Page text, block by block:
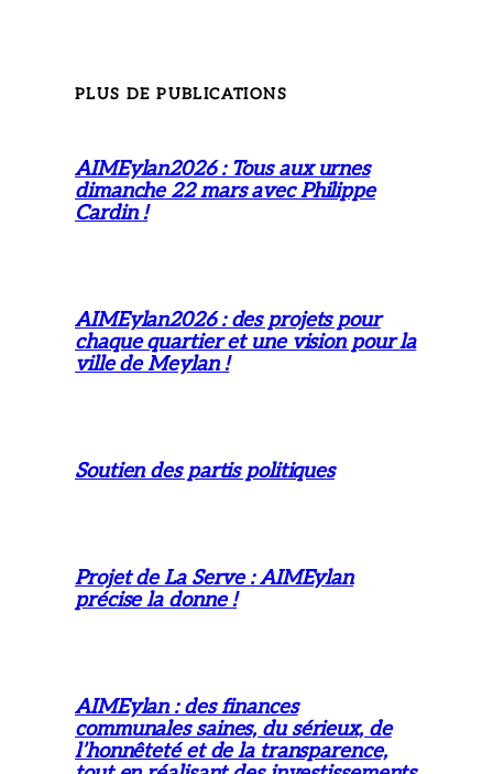
PLUS DE PUBLICATIONS
AIMEylan2026 : Tous aux urnes
dimanche 22 mars avec Philippe
Cardin !
AIMEylan2026 : des projets pour
chaque quartier et une vision pour la
ville de Meylan !
Soutien des partis politiques
Projet de La Serve : AIMEylan
précise la donne !
AIMEylan : des finances
communales saines, du sérieux, de
l’honnêteté et de la transparence,